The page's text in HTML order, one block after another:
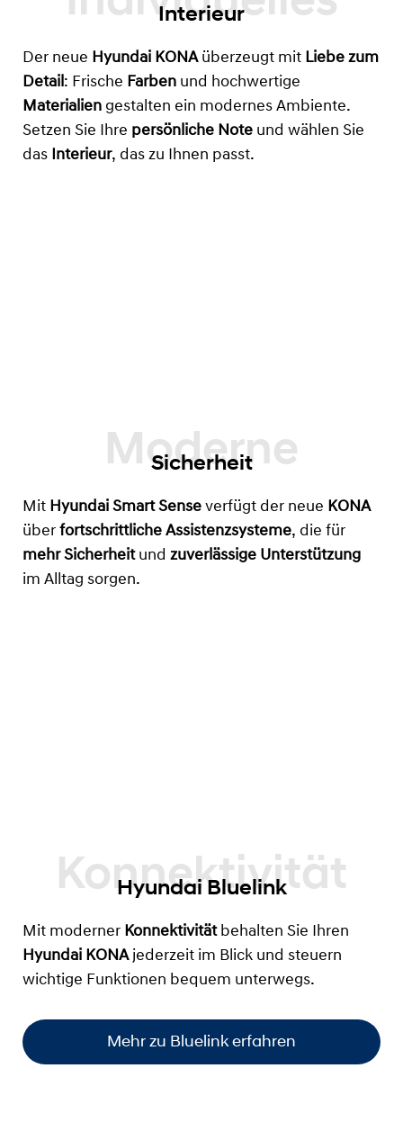
Interieur
Der neue Hyundai KONAüberzeugt mit Liebe zum
Detail: Frische Farben und hochwertige
Materialien gestalten ein modernes Ambiente.
Setzen Sie Ihre persönliche Note und wählen Sie
das Interieur, das zu Ihnen passt.
Sicherheit
Mit Hyundai Smart Sense verfügt der neue KONA
über fortschrittliche Assistenzsysteme, die für
mehr Sicherheitund zuverlässige Unterstützung
im Alltag sorgen.
Hyundai Bluelink
Mit moderner Konnektivitätbehalten Sie Ihren
Hyundai KONA jederzeit im Blick und steuern
wichtige Funktionen bequem unterwegs.
Mehr zu Bluelink erfahren